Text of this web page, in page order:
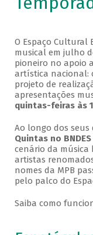
O Espaço Cultural
musical em julho
pioneiro no apoio
artística nacional:
projeto de
apresentações
quintas-feiras às
Ao longo dos seus
Quintas no BNDES
cenário da música
artistas
nomes da MPB
pelo palco do
Saiba como